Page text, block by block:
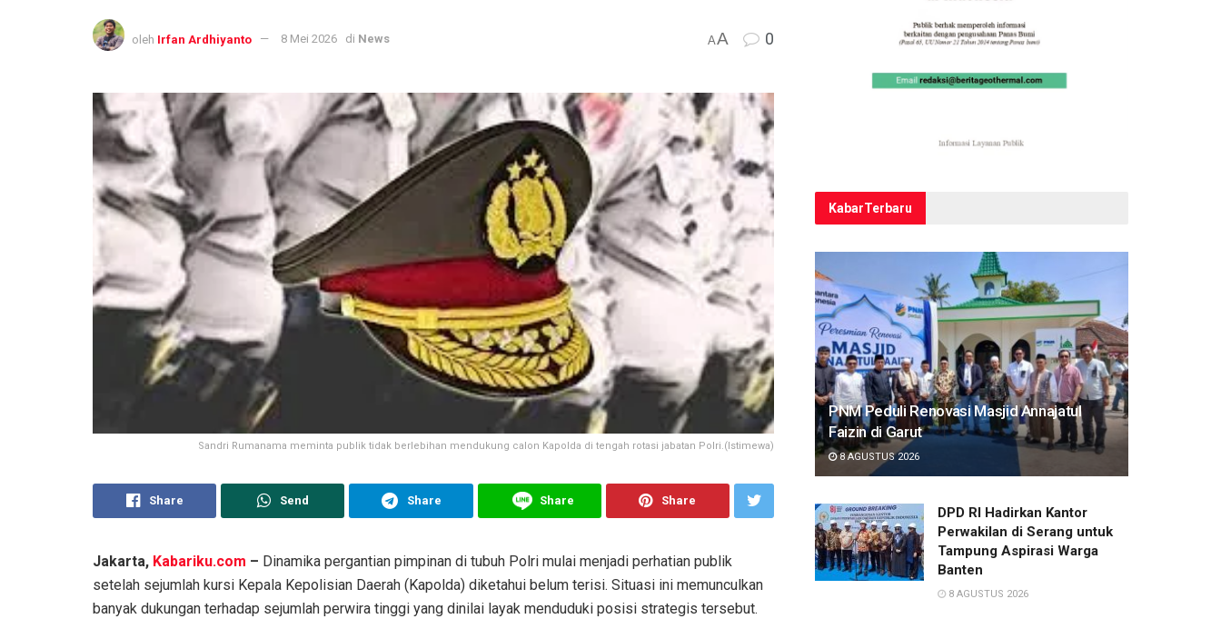
oleh Irfan Ardhiyanto 8 Mei 2026 di News AA 0
Sandri Rumanama meminta publik tidak berlebihan mendukung calon Kapolda di tengah rotasi jabatan Polri.(Istimewa)
Share Send Share Share Share
Jakarta, Kabariku.com – Dinamika pergantian pimpinan di tubuh Polri mulai menjadi perhatian publik
setelah sejumlah kursi Kepala Kepolisian Daerah (Kapolda) diketahui belum terisi. Situasi ini memunculkan
banyak dukungan terhadap sejumlah perwira tinggi yang dinilai layak menduduki posisi strategis tersebut.
KabarTerbaru
PNM Peduli Renovasi Masjid Annajatul
Faizin di Garut
8 AGUSTUS 2026
DPD RI Hadirkan Kantor
Perwakilan di Serang untuk
Tampung Aspirasi Warga
Banten
8 AGUSTUS 2026